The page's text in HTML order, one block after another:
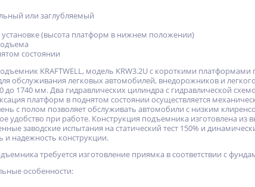
или заглубляемый
(высота платформ в нижнем положении)
состоянии
KRAFTWELL, модель KRW3.2U с короткими платформами
обслуживания легковых автомобилей, внедорожников и
до 1740 мм. Два гидравлических цилиндра с гидравлической
платформ в поднятом состоянии осуществляется
с полом позволяет обслуживать автомобили с низким
удобство при работе. Конструкция подъемника изготовлена из
заводские испытания на статический тест 150% и
и надежность конструкции.
требуется изготовление приямка в соответствии с
особенности: